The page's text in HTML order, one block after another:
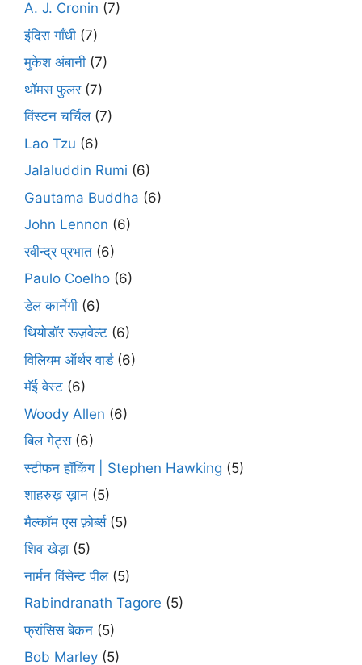
A. J. Cronin (7)
इंदिरा गाँधी (7)
मुकेश अंबानी (7)
थॉमस फुलर(7)
विंस्टन चर्चिल(7)
Lao Tzu (6)
Jalaluddin Rumi (6)
Gautama Buddha (6)
John Lennon (6)
रवीन्द्र प्रभात (6)
Paulo Coelho (6)
डेल कार्नेगी (6)
थियोडॉर रूज़वेल्ट (6)
विलियम ऑर्थर वार्ड(6)
मॅई वेस्ट (6)
Woody Allen (6)
बिल गेट्स(6)
स्टीफन हॉकिंग | Stephen Hawking (5)
शाहरुख़ ख़ान (5)
मैल्कॉम एस फ़ोर्ब्स(5)
शिव खेड़ा (5)
नार्मन विंसेन्ट पील(5)
Rabindranath Tagore (5)
फ्रांसिस बेकन (5)
Bob Marley (5)